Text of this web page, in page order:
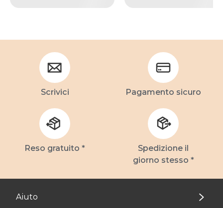
Scrivici Pagamento sicuro
Reso gratuito *
Spedizione il
giorno stesso *
Aiuto